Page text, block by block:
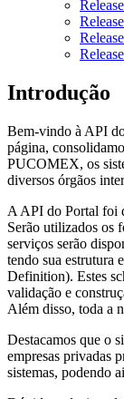
Introdução
Bem-vindo à API
página,
PUCOMEX, os
diversos órgãos
A API do Portal foi
Serão utilizados os
serviços serão
tendo sua estrutura
Definition). Estes
validação e
Além disso, toda a
Destacamos que o
empresas privadas
sistemas, podendo